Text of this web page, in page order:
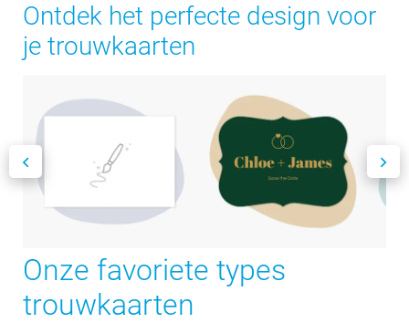
Ontdek het perfecte design voor
je trouwkaarten
Onze favoriete types
trouwkaarten